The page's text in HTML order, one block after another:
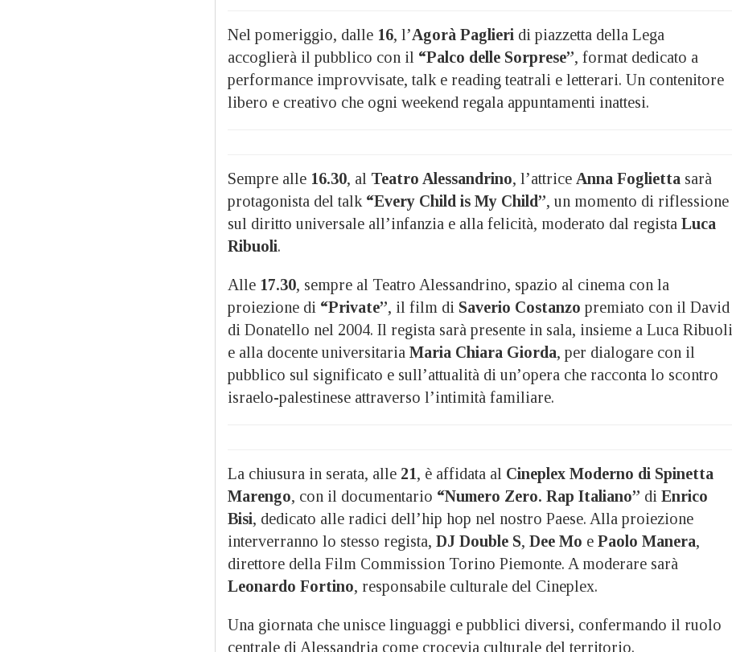
Nel pomeriggio, dalle 16, l’Agorà Paglieri di piazzetta della Lega
accoglierà il pubblico con il “Palco delle Sorprese”, format dedicato a
performance improvvisate, talk e reading teatrali e letterari. Un contenitore
libero e creativo che ogni weekend regala appuntamenti inattesi.
Sempre alle 16.30, al Teatro Alessandrino, l’attrice Anna Foglietta sarà
protagonista del talk “Every Child is My Child”, un momento di riflessione
sul diritto universale all’infanzia e alla felicità, moderato dal regista Luca
Ribuoli.
Alle 17.30, sempre al Teatro Alessandrino, spazio al cinema con la
proiezione di “Private”, il film di Saverio Costanzo premiato con il David
di Donatello nel 2004. Il regista sarà presente in sala, insieme a Luca Ribuoli
e alla docente universitaria Maria Chiara Giorda, per dialogare con il
pubblico sul significato e sull’attualità di un’opera che racconta lo scontro
israelo-palestinese attraverso l’intimità familiare.
La chiusura in serata, alle 21, è affidata al Cineplex Moderno di Spinetta
Marengo, con il documentario “Numero Zero. Rap Italiano” di Enrico
Bisi, dedicato alle radici dell’hip hop nel nostro Paese. Alla proiezione
interverranno lo stesso regista, DJ Double S, Dee Mo e Paolo Manera,
direttore della Film Commission Torino Piemonte. A moderare sarà
Leonardo Fortino, responsabile culturale del Cineplex.
Una giornata che unisce linguaggi e pubblici diversi, confermando il ruolo
centrale di Alessandria come crocevia culturale del territorio.